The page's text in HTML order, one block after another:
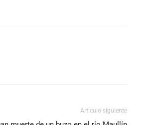
Artículo siguiente